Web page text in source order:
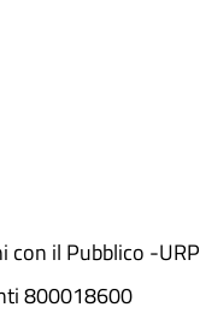
con il Pubblico -URP
800018600​